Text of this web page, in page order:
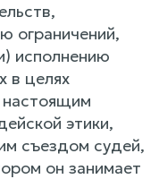
ограничений,
исполнению
в целях
настоящим
этики,
съездом судей,
он занимает